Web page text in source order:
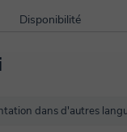
Disponibilité
dans d'autres